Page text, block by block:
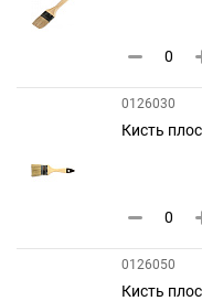
0126030
Кисть
0126050
Кисть